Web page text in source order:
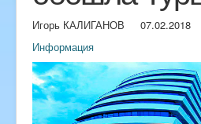
Игорь КАЛИГАНОВ 07.02.2018
Информация